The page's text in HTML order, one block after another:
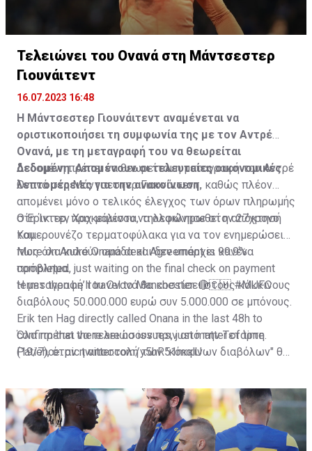
Τελειώνει του Ονανά στη Μάντσεστερ
Γιουνάιτεντ
16.07.2023 16:48
Η Μάντσεστερ Γιουνάιτεντ αναμένεται να
οριστικοποιήσει τη συμφωνία της με τον Αντρέ
Ονανά, με τη μεταγραφή του να θεωρείται
δεδομένη. Απομένουν οι τελευταίες οικονομικές
λεπτομέρειες για την ανακοίνωση.
Δεδομένη πρέπει να θεωρείται η μεταγραφή του Αντρέ
Ονανά στη Μάντσεστερ Γιουνάιτεντ, καθώς πλέον
απομένει μόνο ο τελικός έλεγχος των όρων πληρωμής
στη Ίντερ, προκειμένου να ολοκληρωθεί η απόκτησή
του.
Ο Έρικ τεν Χαχ μάλιστα, τηλεφώνησε στον 27χρονο
Καμερουνέζο τερματοφύλακα για να τον ενημερώσει
πως όλα κυλούν ομάδα και δεν υπάρχει κανένα
πρόβλημα.
More on André Onana deal. Agreement is 99.9%
completed, just waiting on the final check on payment
terms then he’ll travel to Manchester. 🔴🇨🇲#MUFC
Erik ten Hag directly called Onana in the last 48h to
confirm that there are no issues, just matter of time.
Patience.pic.twitter.com/y5hR51mqlU
Η μεταγραφή του Ονανά θα κοστίσει στους κόκκινους
διαβόλους 50.000.000 ευρώ συν 5.000.000 σε μπόνους.
Όλα πρέπει να τελειώσουν πριν από την Τετάρτη
(19/7), όταν η αποστολή των "κόκκινων διαβόλων" θα